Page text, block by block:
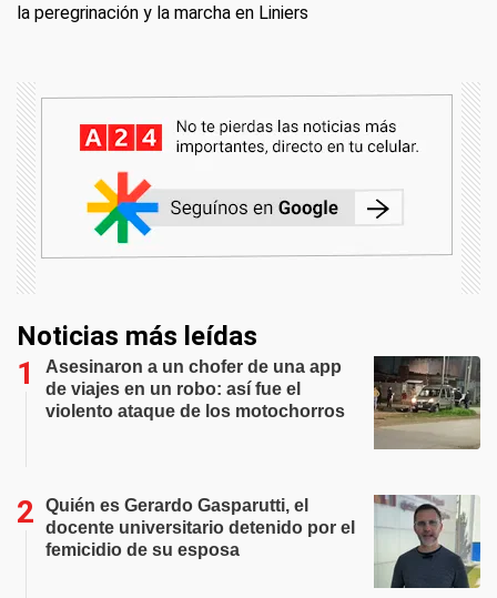
la peregrinación y la marcha en Liniers
Noticias más leídas
Asesinaron a un chofer de una app
de viajes en un robo: así fue el
violento ataque de los motochorros
Quién es Gerardo Gasparutti, el
docente universitario detenido por el
femicidio de su esposa